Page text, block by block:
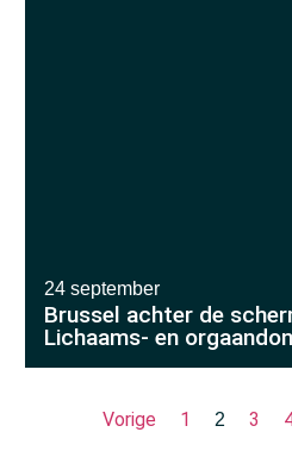
24 september
Brussel achter de
Lichaams- en
Vorige 1 2 3